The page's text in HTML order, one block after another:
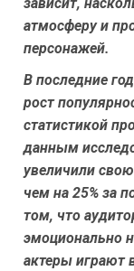
атмосферу и
персонажей.
В последние
рост
статистикой
данным
увеличили
чем на 25% за
том, что
эмоционально
актеры играют